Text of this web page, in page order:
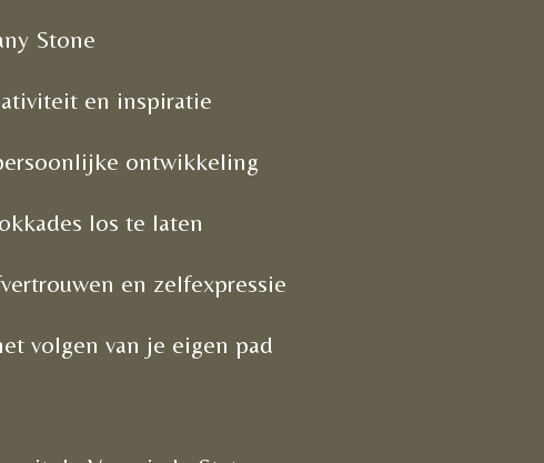
Stone
en inspiratie
ontwikkeling
los te laten
en zelfexpressie
volgen van je eigen pad